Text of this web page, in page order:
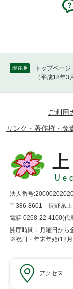
現在地 トップページ
（平成18年3
ご利用
リンク・著作権・免
法人番号
〒386-8601 長野県上
電話 0268-22-4100(代
開庁時間：月曜日から
※祝日・年末年始(12
アクセス